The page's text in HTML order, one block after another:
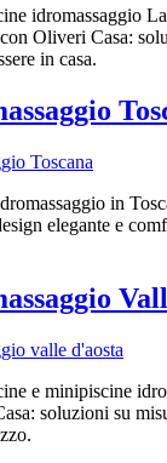
idromassaggio
Oliveri Casa:
in casa.
in
elegante e
e minipiscine
soluzioni su